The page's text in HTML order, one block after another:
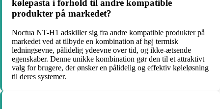
kølepasta i forhold til andre kompatible
produkter på markedet?
Noctua NT-H1 adskiller sig fra andre kompatible produkter på
markedet ved at tilbyde en kombination af høj termisk
ledningsevne, pålidelig ydeevne over tid, og ikke-ætsende
egenskaber. Denne unikke kombination gør den til et attraktivt
valg for brugere, der ønsker en pålidelig og effektiv køleløsning
til deres systemer.